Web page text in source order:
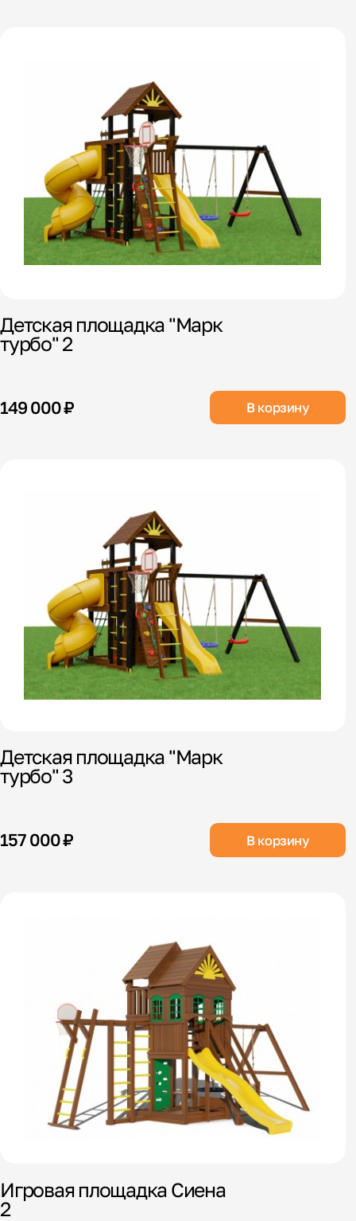
Детская площадка "Марк
турбо" 2
149 000 ₽ В корзину
Детская площадка "Марк
турбо" 3
157 000 ₽ В корзину
Игровая площадка Сиена
2